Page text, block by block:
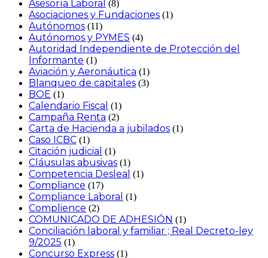
Asesoría Laboral (8)
Asociaciones y Fundaciones (1)
Autónomos (11)
Autónomos y PYMES (4)
Autoridad Independiente de Protección del
Informante (1)
Aviación y Aeronáutica (1)
Blanqueo de capitales (3)
BOE (1)
Calendario Fiscal (1)
Campaña Renta (2)
Carta de Hacienda a jubilados (1)
Caso ICBC (1)
Citación judicial (1)
Cláusulas abusivas (1)
Competencia Desleal (1)
Compliance (17)
Compliance Laboral (1)
Complience (2)
COMUNICADO DE ADHESIÓN (1)
Conciliación laboral y familiar ; Real Decreto-ley
9/2025 (1)
Concurso Express (1)